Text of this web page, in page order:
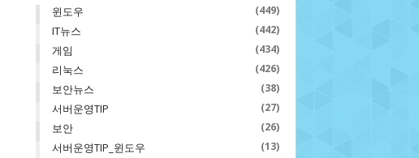
윈도우 (449)
IT뉴스 (442)
게임 (434)
리눅스 (426)
보안뉴스 (38)
서버운영TIP (27)
보안 (26)
서버운영TIP_윈도우 (13)